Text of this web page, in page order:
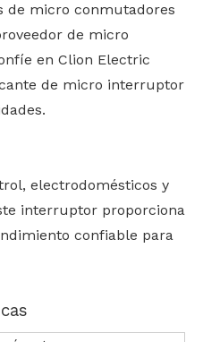
de micro conmutadores
de micro
en Clion Electric
de micro interruptor
electrodomésticos y
interruptor proporciona
confiable para